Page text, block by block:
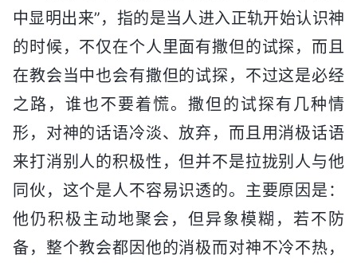
中显明出来”，指的是当人进入正轨开始认识神
的时候，不仅在个人里面有撒但的试探，而且
在教会当中也会有撒但的试探，不过这是必经
之路，谁也不要着慌。撒但的试探有几种情
形，对神的话语冷淡、放弃，而且用消极话语
来打消别人的积极性，但并不是拉拢别人与他
同伙，这个是人不容易识透的。主要原因是：
他仍积极主动地聚会，但异象模糊，若不防
备，整个教会都因他的消极而对神不冷不热，